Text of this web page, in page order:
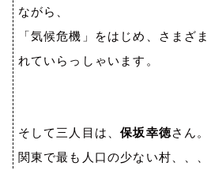
ながら、
「気候危機」をはじめ、さまざ
れていらっしゃいます。
そして三人目は、保坂幸徳さん。
関東で最も人口の少ない村、、